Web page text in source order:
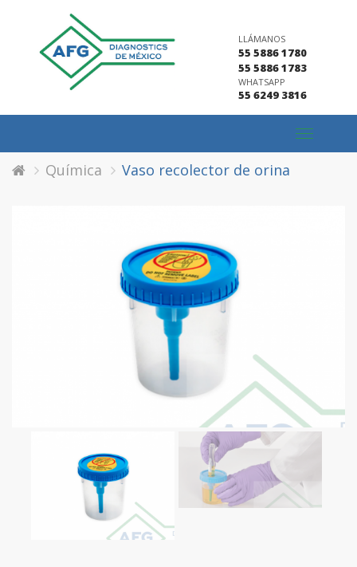
LLÁMANOS
55 5886 1780
55 5886 1783
WHATSAPP
55 6249 3816
Toggle
navigation
Química Vaso recolector de orina